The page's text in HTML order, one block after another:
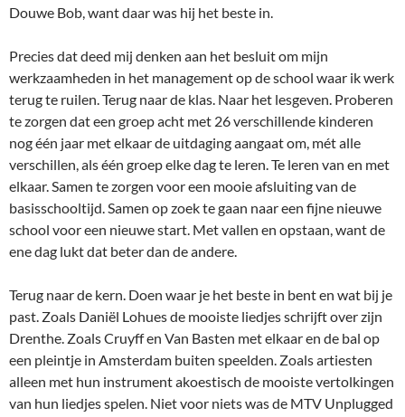
Douwe Bob, want daar was hij het beste in.
Precies dat deed mij denken aan het besluit om mijn
werkzaamheden in het management op de school waar ik werk
terug te ruilen. Terug naar de klas. Naar het lesgeven. Proberen
te zorgen dat een groep acht met 26 verschillende kinderen
nog één jaar met elkaar de uitdaging aangaat om, mét alle
verschillen, als één groep elke dag te leren. Te leren van en met
elkaar. Samen te zorgen voor een mooie afsluiting van de
basisschooltijd. Samen op zoek te gaan naar een fijne nieuwe
school voor een nieuwe start. Met vallen en opstaan, want de
ene dag lukt dat beter dan de andere.
Terug naar de kern. Doen waar je het beste in bent en wat bij je
past. Zoals Daniël Lohues de mooiste liedjes schrijft over zijn
Drenthe. Zoals Cruyff en Van Basten met elkaar en de bal op
een pleintje in Amsterdam buiten speelden. Zoals artiesten
alleen met hun instrument akoestisch de mooiste vertolkingen
van hun liedjes spelen. Niet voor niets was de MTV Unplugged